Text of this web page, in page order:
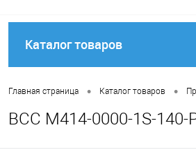
Каталог товаров
Главная страница • Каталог товаров •
BCC M414-0000-1S-140-